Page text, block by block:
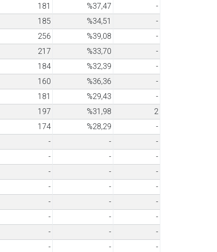
181 %37,47
-
185 %34,51
-
256 %39,08
-
217 %33,70
-
184 %32,39
-
160 %36,36
-
181 %29,43
-
197 %31,98
2
174 %28,29
-
- -
-
- -
-
- -
-
- -
-
- -
-
- -
-
- -
-
- -
-